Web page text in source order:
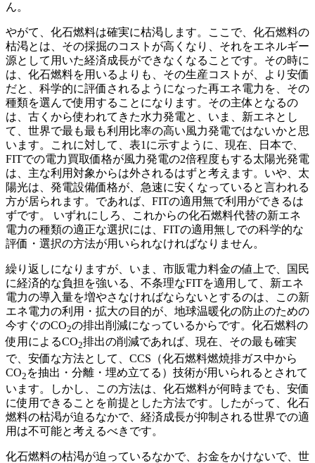
ん。
やがて、化石燃料は確実に枯渇します。ここで、化石燃料の
枯渇とは、その採掘のコストが高くなり、それをエネルギー
源として用いた経済成長ができなくなることです。その時に
は、化石燃料を用いるよりも、その生産コストが、より安価
だと、科学的に評価されるようになった再エネ電力を、その
種類を選んで使用することになります。その主体となるの
は、古くから使われてきた水力発電と、いま、新エネとし
て、世界で最も最も利用比率の高い風力発電ではないかと思
います。これに対して、表1に示すように、現在、日本で、
FITでの電力買取価格が風力発電の2倍程度もする太陽光発電
は、主な利用対象からは外されるはずと考えます。いや、太
陽光は、発電設備価格が、急速に安くなっていると言われる
方が居られます。であれば、FITの適用無で利用ができるは
ずです。 いずれにしろ、これからの化石燃料代替の新エネ
電力の種類の適正な選択には、FITの適用無しでの科学的な
評価・選択の方法が用いられなければなりません。
繰り返しになりますが、いま、市販電力料金の値上で、国民
に経済的な負担を強いる、不条理なFITを適用して、新エネ
電力の導入量を増やさなければならないとするのは、この新
エネ電力の利用・拡大の目的が、地球温暖化の防止のための
今すぐのCO2の排出削減になっているからです。化石燃料の
使用によるCO2排出の削減であれば、現在、その最も確実
で、安価な方法として、CCS（化石燃料燃焼排ガス中から
CO2 を抽出・分離・埋め立てる）技術が用いられるとされて
います。しかし、この方法は、化石燃料が何時までも、安価
に使用できることを前提とした方法です。したがって、化石
燃料の枯渇が迫るなかで、経済成長が抑制される世界での適
用は不可能と考えるべきです。
化石燃料の枯渇が迫っているなかで、お金をかけないで、世